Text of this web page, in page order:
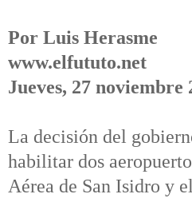
Por Luis Herasme
www.elfututo.net
Jueves, 27 noviembre
La decisión del
habilitar dos
Aérea de San Isidro y